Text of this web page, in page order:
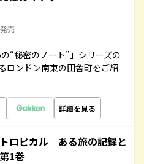
売
“秘密のノート”」シリーズの
ロンドン南東の田舎町をご紹
詳細を見る
ロピカル ある旅の記録と
1巻